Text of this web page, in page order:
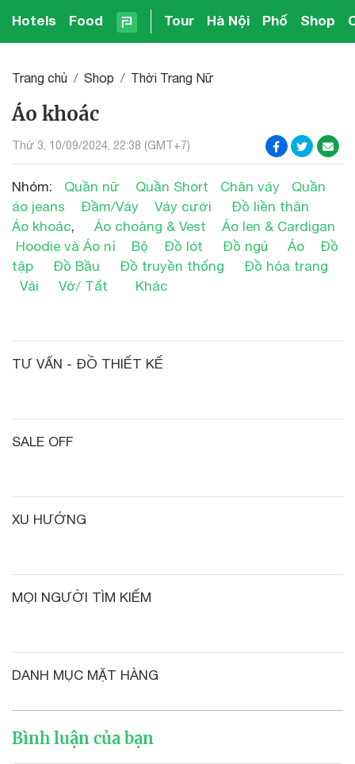
Hotels Food Tour Hà Nội Phố Shop
Trang chủ Shop Thời Trang Nữ
Áo khoác
Thứ 3, 10/09/2024, 22:38 (GMT+7)
Nhóm: Quần nữ Quần Short Chân váy
Quần
áo jeans
Đầm/Váy Váy cưới
Đồ liền thân
Áo khoác, Áo choàng & Vest
Áo len & Cardigan
Hoodie và Áo nỉ
Bộ Đồ lót Đồ ngủ Áo
Đồ
tập
Đồ Bầu Đồ truyền thống
Đồ hóa trang
Vải
Vớ/ Tất Khác
TƯ VẤN - ĐỒ THIẾT KẾ
SALE OFF
XU HƯỚNG
MỌI NGƯỜI TÌM KIẾM
DANH MỤC MẶT HÀNG
Bình luận của bạn